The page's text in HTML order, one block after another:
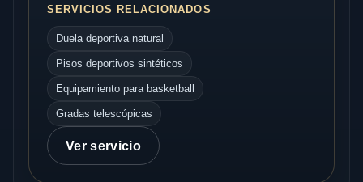
SERVICIOS RELACIONADOS
Duela deportiva natural
Pisos deportivos sintéticos
Equipamiento para basketball
Gradas telescópicas
Ver servicio